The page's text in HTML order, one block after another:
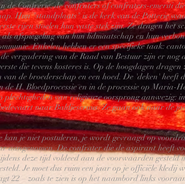
de Confrérie, de confraters of confraters-emeriti
Hun "standplaats" is de kerk van de Potterie
rijen stoelen hun vaste stek zijn. Ze dragen het
afspiegeling van hun lidmaatschap en hun
Enkelen hebben er een specifieke taak:
vergadering van de Raad van Bestuur zijn er nog
die tevens kosteres is. Op de hoogdagen
de broederschap en een hoed. De 'deken' heeft
de H. Bloedprocessie en in de processie op Maria-
van religieuze oorsprong aanwezig:
naar Baldjescruus. Ze gaan ook naar de
kan je niet postuleren, je wordt gevraagd op
aangenomen. De confrater die de aspirant heeft
deze tijd voldeed aan de voorwaarden gesteld
Je moet dus ruim een jaar op je officiële kledij
22 – zoals te zien is op het naambord links